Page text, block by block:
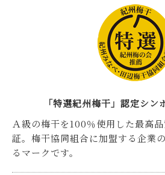
「特選紀州梅干」認定シン
Ａ級の梅干を100％使用した最高
証。梅干協同組合に加盟する企業
るマークです。